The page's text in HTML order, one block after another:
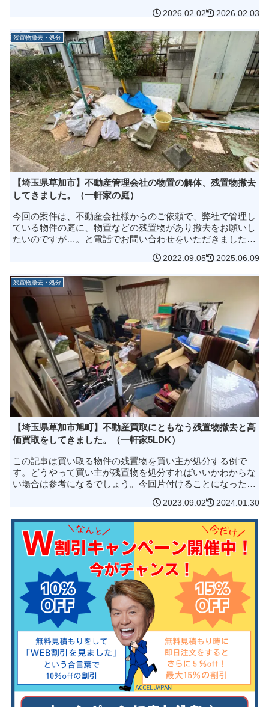
2026.02.02 2026.02.03
残置物撤去・処分
【埼玉県草加市】不動産管理会社の物置の解体、残置物撤去
してきました。（一軒家の庭）
今回の案件は、不動産会社様からのご依頼で、弊社で管理し
ている物件の庭に、物置などの残置物があり撤去をお願いし
たいのですが…。と電話でお問い合わせをいただきました。
2022.09.05 2025.06.09
残置物撤去・処分
【埼玉県草加市旭町】不動産買取にともなう残置物撤去と高
価買取をしてきました。（一軒家5LDK）
この記事は買い取る物件の残置物を買い主が処分する例で
す。どうやって買い主が残置物を処分すればいいかわからな
い場合は参考になるでしょう。今回片付けることになった物
2023.09.02 2024.01.30